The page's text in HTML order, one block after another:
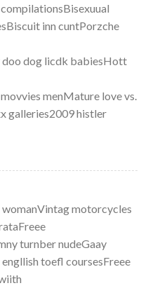
inn cuntPorzche
doo dog licdk babiesHott
menMature love vs.
galleries2009 histler
motorcycles
turnber nudeGaay
toefl coursesFreee